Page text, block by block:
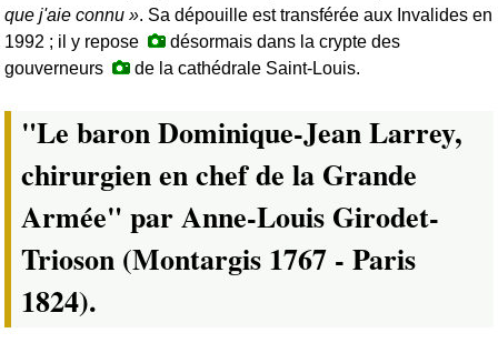
que j'aie connu
. Sa dépouille est transférée aux Invalides en
1992 ; il y repose
désormais dans la crypte des
gouverneurs
de la cathédrale Saint-Louis.
"Le baron Dominique-Jean Larrey,
chirurgien en chef de la Grande
Armée" par Anne-Louis Girodet-
Trioson (Montargis 1767 - Paris
1824).